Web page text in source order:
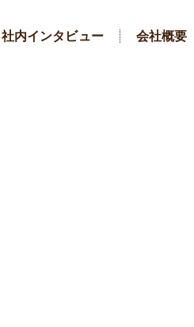
社内インタビュー 会社概要